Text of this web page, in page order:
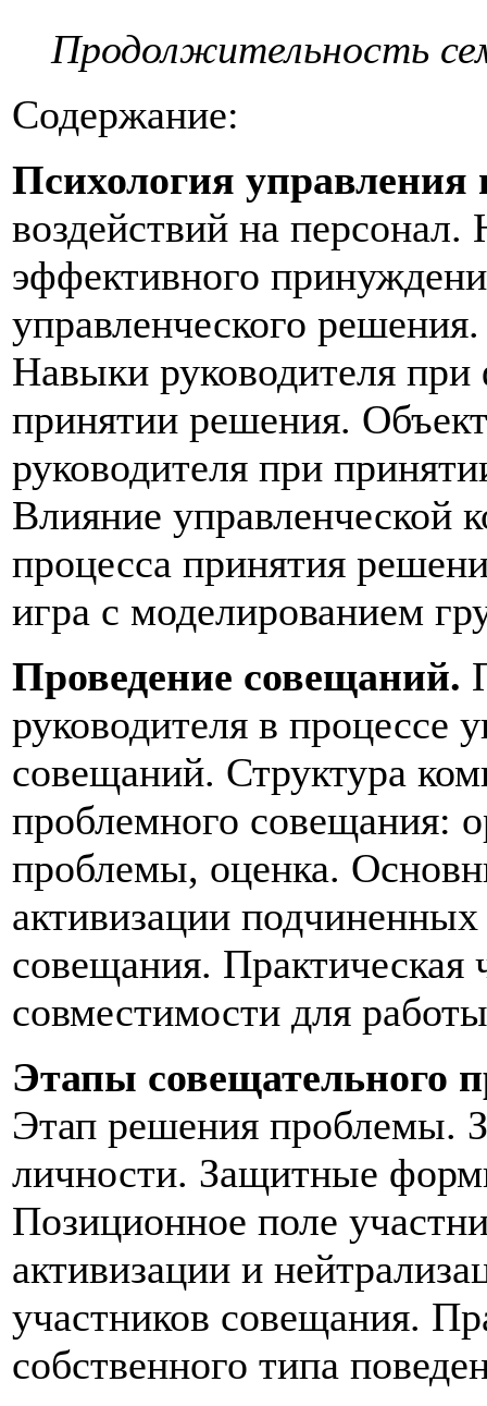
Продолжительность
Содержание:
Психология управления
воздействий на
эффективного
управленческого
Навыки руководителя
принятии решения.
руководителя при
Влияние управленческой
процесса принятия
игра с моделированием
Проведение совещаний.
руководителя в
совещаний. Структура
проблемного совещания:
проблемы, оценка.
активизации
совещания. Практическая
совместимости для
Этапы совещательного
Этап решения проблемы.
личности. Защитные
Позиционное поле
активизации и
участников совещания.
собственного типа